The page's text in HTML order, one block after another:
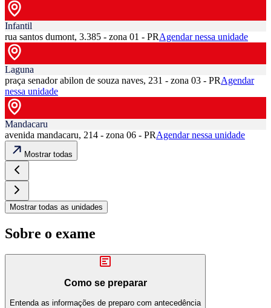
Infantil
rua santos dumont, 3.385 - zona 01 - PRAgendar nessa unidade
Laguna
praça senador abilon de souza naves, 231 - zona 03 - PRAgendar
nessa unidade
Mandacaru
avenida mandacaru, 214 - zona 06 - PRAgendar nessa unidade
Mostrar todas
Mostrar todas as unidades
Sobre o exame
Como se preparar
Entenda as informações de preparo com antecedência